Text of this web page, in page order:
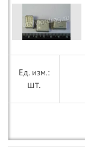
шт.